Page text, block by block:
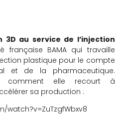
3D au service de l’injection
française BAMA qui travaille
plastique pour le compte
et de la pharmaceutique.
comment elle recourt à
sa production :
watch?v=ZuTzgfWbxv8